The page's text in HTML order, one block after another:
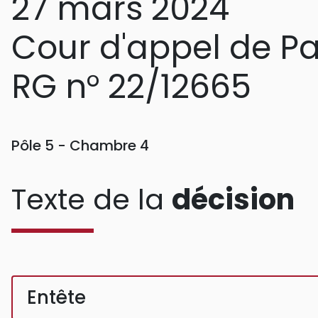
Cour d'appel de
RG n° 22/12665
Pôle 5 - Chambre 4
Texte de la décision
Entête